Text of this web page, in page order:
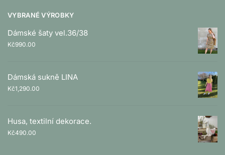
VYBRANÉ VÝROBKY
Dámské šaty vel.36/38
Kč990.00
Dámská sukně LINA
Kč1,290.00
Husa, textilní dekorace.
Kč490.00